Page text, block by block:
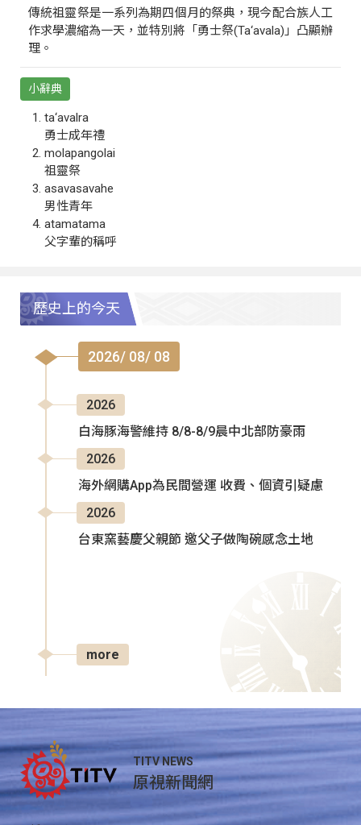
傳統祖靈祭是一系列為期四個月的祭典，現今配合族人工
作求學濃縮為一天，並特別將「勇士祭(Ta‘avala)」凸顯辦
理。
小辭典
ta‘avalra
勇士成年禮
molapangolai
祖靈祭
asavasavahe
男性青年
atamatama
父字輩的稱呼
歷史上的今天
2026/ 08/ 08
2026
白海豚海警維持 8/8-8/9晨中北部防豪雨
2026
海外網購App為民間營運 收費、個資引疑慮
2026
台東窯藝慶父親節 邀父子做陶碗感念土地
more
TITV NEWS
原視新聞網